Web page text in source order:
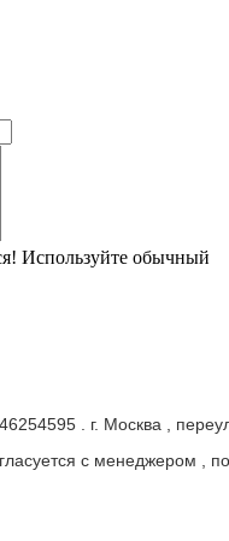
Используйте обычный
. г. Москва ,
с менеджером ,